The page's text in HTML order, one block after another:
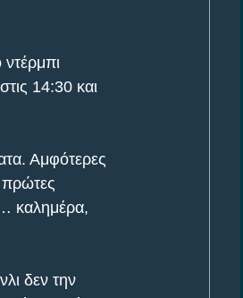
14:30 και
Αμφότερες
πρώτες
καλημέρα,
δεν την